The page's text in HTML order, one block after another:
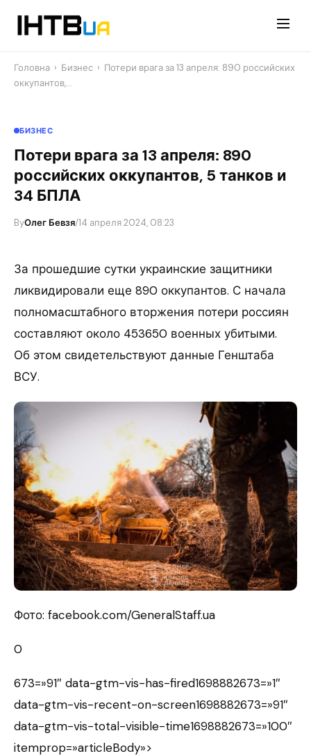
Головна › Бизнес › Потери врага за 13 апреля: 890 российских
оккупантов,…
БИЗНЕС
Потери врага за 13 апреля: 890
российских оккупантов, 5 танков и
34 БПЛА
ByОлег Бевзя/14 апреля 2024, 08:23
За прошедшие сутки украинские защитники
ликвидировали еще 890 оккупантов. С начала
полномасштабного вторжения потери россиян
составляют около 453650 военных убитыми.
Об этом свидетельствуют данные Генштаба
ВСУ.
Фото: facebook.com/GeneralStaff.ua
0
673=»91″ data-gtm-vis-has-fired1698882673=»1″
data-gtm-vis-recent-on-screen1698882673=»91″
data-gtm-vis-total-visible-time1698882673=»100″
itemprop=»articleBody»>